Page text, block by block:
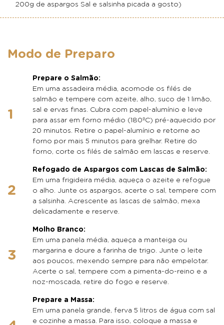
200g de aspargos Sal e salsinha picada a gosto)
Modo de Preparo
Prepare o Salmão:
Em uma assadeira média, acomode os filés de
salmão e tempere com azeite, alho, suco de 1 limão,
sal e ervas finas. Cubra com papel-alumínio e leve
para assar em forno médio (180ºC) pré-aquecido por
20 minutos. Retire o papel-alumínio e retorne ao
forno por mais 5 minutos para grelhar. Retire do
forno, corte os filés de salmão em lascas e reserve.
Refogado de Aspargos com Lascas de Salmão:
Em uma frigideira média, aqueça o azeite e refogue
o alho. Junte os aspargos, acerte o sal, tempere com
a salsinha. Acrescente as lascas de salmão, mexa
delicadamente e reserve.
Molho Branco:
Em uma panela média, aqueça a manteiga ou
margarina e doure a farinha de trigo. Junte o leite
aos poucos, mexendo sempre para não empelotar.
Acerte o sal, tempere com a pimenta-do-reino e a
noz-moscada, retire do fogo e reserve.
Prepare a Massa:
Em uma panela grande, ferva 5 litros de água com sal
e cozinhe a massa. Para isso, coloque a massa e